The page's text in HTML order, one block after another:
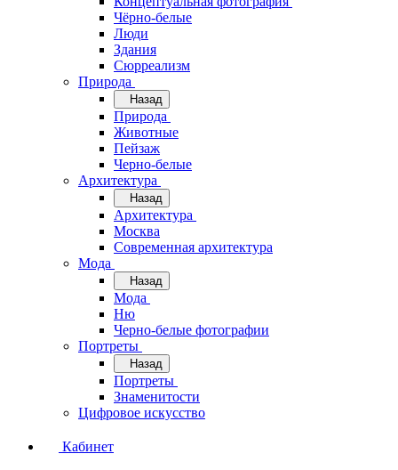
Чёрно-белые
Люди
Здания
Сюрреализм
Природа
Назад
Природа
Животные
Пейзаж
Черно-белые
Архитектура
Назад
Архитектура
Москва
Современная архитектура
Мода
Назад
Мода
Ню
Черно-белые фотографии
Портреты
Назад
Портреты
Знаменитости
Цифровое искусство
Кабинет